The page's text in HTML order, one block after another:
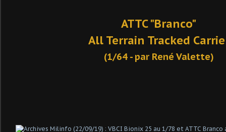
ATTC "Branco"
All Terrain Tracked
(1/64 - par René Valette)